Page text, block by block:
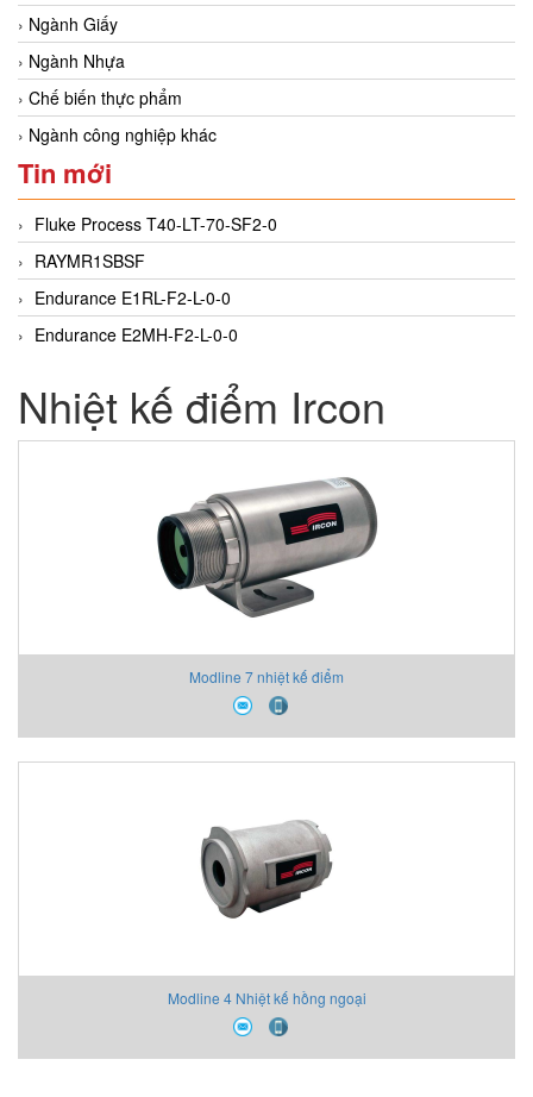
Ngành Giấy
Ngành Nhựa
Chế biến thực phẩm
Ngành công nghiệp khác
Tin mới
Fluke Process T40-LT-70-SF2-0
RAYMR1SBSF
Endurance E1RL-F2-L-0-0
Endurance E2MH-F2-L-0-0
Nhiệt kế điểm Ircon
Modline 7 nhiệt kế điểm
Modline 4 Nhiệt kế hồng ngoại